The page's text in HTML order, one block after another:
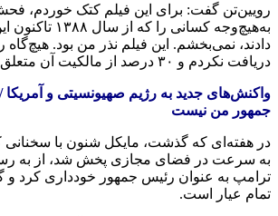
رویین‌تن گفت: برای این فیلم کتک خوردم،
به‌هیچ‌وجه کسانی را
دادند، نمی‌بخشم. این فیلم نذر من بود. هیچ‌گاه
دریافت نکردم و ۳۰ درصد از مالکیت آن متعلق به من است.
واکنش‌های جدید به رژیم صهیونسیتی و
جمهور من نیست
به سرعت در فضای مجازی پخش شد، از به
ترامپ به عنوان رئیس جمهور خودداری کرد
تمام عیار است.